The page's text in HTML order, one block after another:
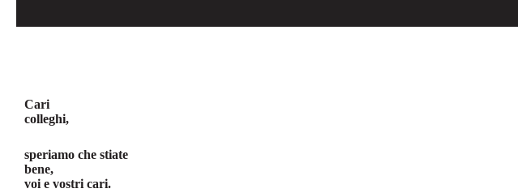
Cari
colleghi,
speriamo che stiate
bene,
voi e vostri cari.